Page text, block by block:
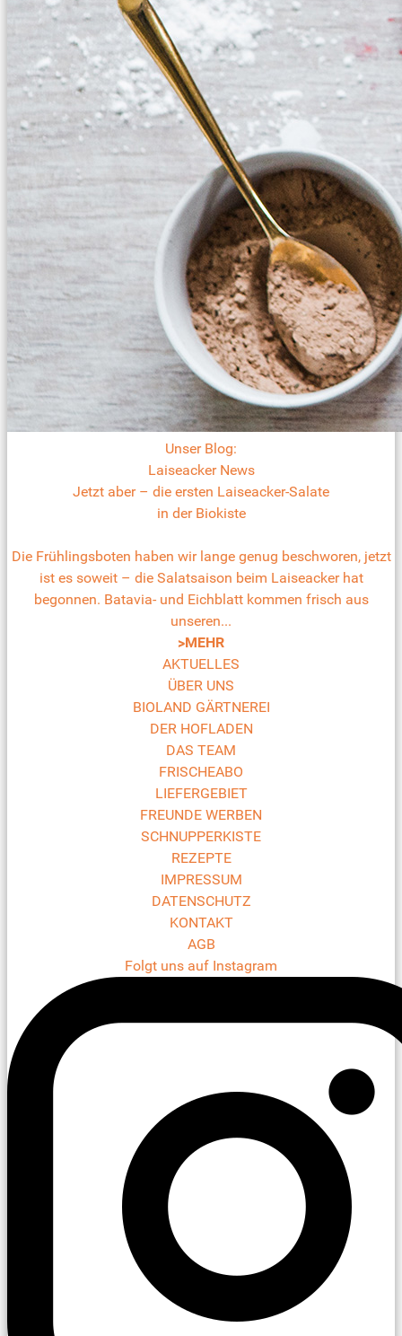
Unser Blog:
Laiseacker News
Jetzt aber – die ersten Laiseacker-Salate
in der Biokiste
Die Frühlingsboten haben wir lange genug beschworen, jetzt
ist es soweit – die Salatsaison beim Laiseacker hat
begonnen. Batavia- und Eichblatt kommen frisch aus
unseren...
>MEHR
AKTUELLES
ÜBER UNS
BIOLAND GÄRTNEREI
DER HOFLADEN
DAS TEAM
FRISCHEABO
LIEFERGEBIET
FREUNDE WERBEN
SCHNUPPERKISTE
REZEPTE
IMPRESSUM
DATENSCHUTZ
KONTAKT
AGB
Folgt uns auf Instagram